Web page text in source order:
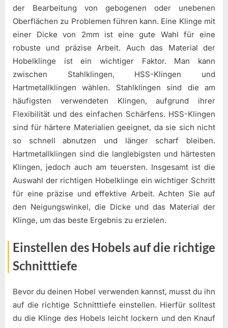
der Bearbeitung von gebogenen oder unebenen
Oberflächen zu Problemen führen kann. Eine Klinge mit
einer Dicke von 2mm ist eine gute Wahl für eine
robuste und präzise Arbeit. Auch das Material der
Hobelklinge ist ein wichtiger Faktor. Man kann
zwischen Stahlklingen, HSS-Klingen und
Hartmetallklingen wählen. Stahlklingen sind die am
häufigsten verwendeten Klingen, aufgrund ihrer
Flexibilität und des einfachen Schärfens. HSS-Klingen
sind für härtere Materialien geeignet, da sie sich nicht
so schnell abnutzen und länger scharf bleiben.
Hartmetallklingen sind die langlebigsten und härtesten
Klingen, jedoch auch am teuersten. Insgesamt ist die
Auswahl der richtigen Hobelklinge ein wichtiger Schritt
für eine präzise und effektive Arbeit. Achten Sie auf
den Neigungswinkel, die Dicke und das Material der
Klinge, um das beste Ergebnis zu erzielen.
Einstellen des Hobels auf die richtige
Schnitttiefe
Bevor du deinen Hobel verwenden kannst, musst du ihn
auf die richtige Schnitttiefe einstellen. Hierfür solltest
du die Klinge des Hobels leicht lockern und den Knauf